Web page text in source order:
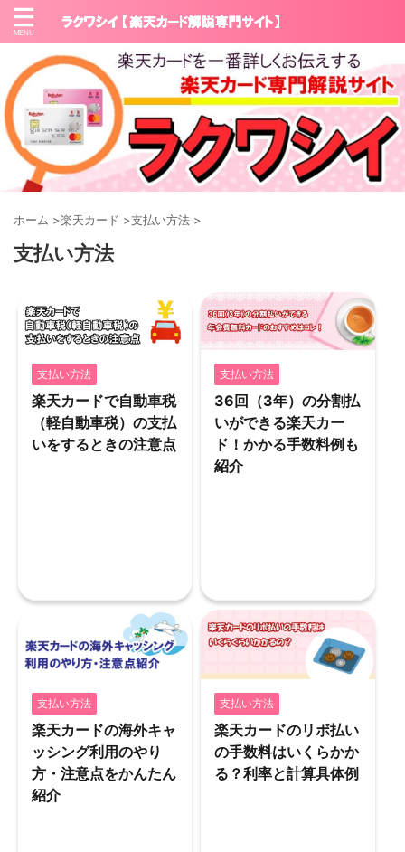
ホーム >楽天カード >支払い方法 >
支払い方法
支払い方法
楽天カードで自動車税
（軽自動車税）の支払
いをするときの注意点
支払い方法
36回（3年）の分割払
いができる楽天カー
ド！かかる手数料例も
紹介
支払い方法
楽天カードの海外キャ
ッシング利用のやり
方・注意点をかんたん
紹介
支払い方法
楽天カードのリボ払い
の手数料はいくらかか
る？利率と計算具体例